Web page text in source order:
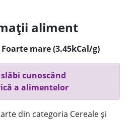
aliment
Foarte mare (3.45kCal/g)
cunoscând
a alimentelor
din categoria Cereale și